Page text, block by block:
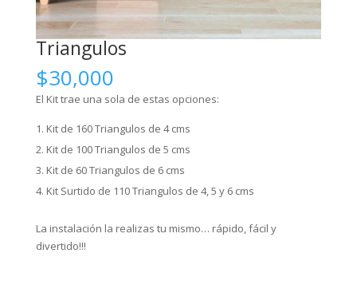
Triangulos
$30,000
El Kit trae una sola de estas opciones:
Kit de 160 Triangulos de 4 cms
Kit de 100 Triangulos de 5 cms
Kit de 60 Triangulos de 6 cms
Kit Surtido de 110 Triangulos de 4, 5 y 6 cms
La instalación la realizas tu mismo… rápido, fácil y
divertido!!!